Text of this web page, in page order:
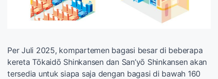
Per Juli 2025, kompartemen bagasi besar di beberapa
kereta Tōkaidō Shinkansen dan San’yō Shinkansen akan
tersedia untuk siapa saja dengan bagasi di bawah 160